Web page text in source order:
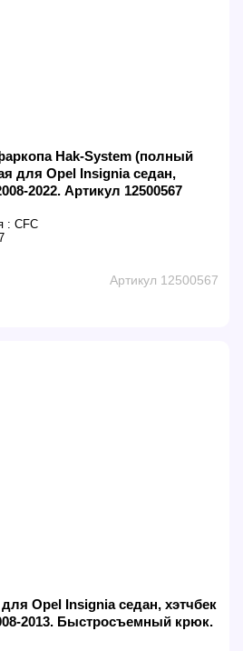
Hak-System (полный
для Opel Insignia седан,
2022. Артикул 12500567
: CFC
Артикул 12500567
Opel Insignia седан, хэтчбек
2013. Быстросъемный крюк.